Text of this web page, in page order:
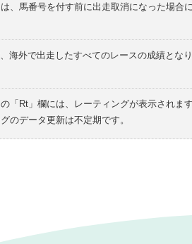
、馬番号を付す前に出走取消になった場合
海外で出走したすべてのレースの成績とな
「Rt」欄には、レーティングが表示されます
のデータ更新は不定期です。